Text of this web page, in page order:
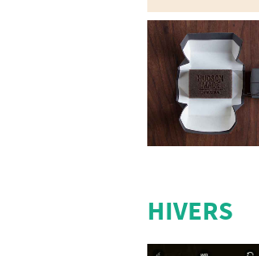
HIVERS